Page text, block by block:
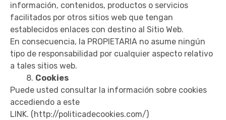
información, contenidos, productos o servicios
facilitados por otros sitios web que tengan
establecidos enlaces con destino al Sitio Web.
En consecuencia, la PROPIETARIA no asume ningún
tipo de responsabilidad por cualquier aspecto relativo
a tales sitios web.
8. Cookies
Puede usted consultar la información sobre cookies
accediendo a este
LINK. (http://politicadecookies.com/)